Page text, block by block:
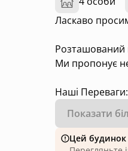
Ласкаво
Розташований
Ми пропонує
Наші Переваги:
- Комфорт: Усі
- Затишок:
вечірок з
Показати
Цей